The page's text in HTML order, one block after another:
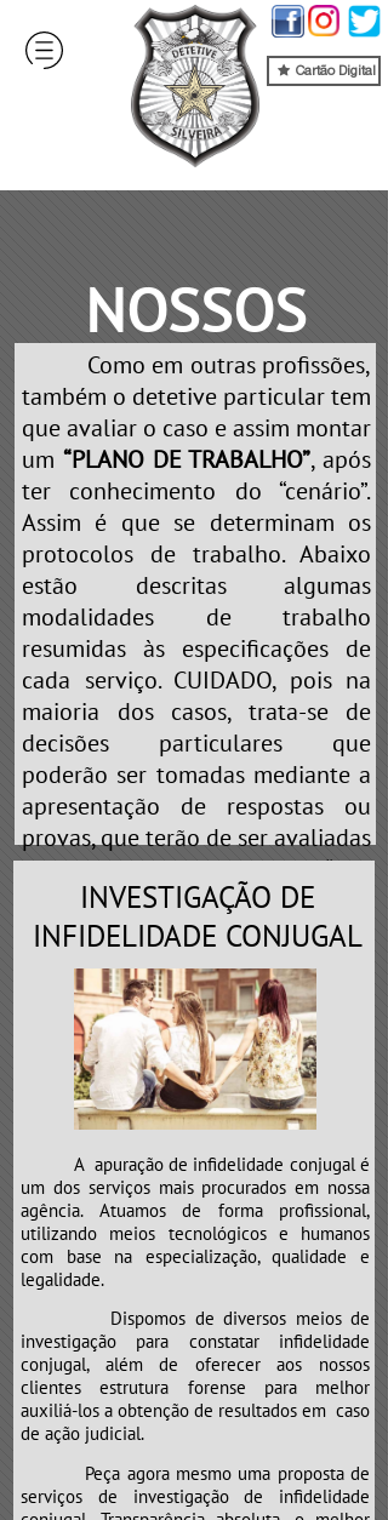
NOSSOS
SERVIÇOS
Como em outras profissões,
também o detetive particular tem
que avaliar o caso e assim montar
um “PLANO DE TRABALHO”, após
ter conhecimento do “cenário”.
Assim é que se determinam os
protocolos de trabalho. Abaixo
estão descritas algumas
modalidades de trabalho
resumidas às especificações de
cada serviço. CUIDADO, pois na
maioria dos casos, trata-se de
decisões particulares que
poderão ser tomadas mediante a
apresentação de respostas ou
provas, que terão de ser avaliadas
pelo profissional. Portanto, “não
brinque de cobaia” nas mãos de
falsos detetives que prometem
realizar“QUALQUER TIPO DE
SERVIÇO”ou“ESCLARECEMOS A
SUA DÚVIDA”. Em toda e qualquer
profissão existe a especialização
e neste caso não é diferente.
Atenção para o “CLÍNICO GERAL”,
que poderá mandar a sua “vida”
para a “UTI”.
INVESTIGAÇÃO DE
INFIDELIDADE CONJUGAL
A apuração de infidelidade conjugal é
um dos serviços mais procurados em nossa
agência. Atuamos de forma profissional,
utilizando meios tecnológicos e humanos
com base na especialização, qualidade e
legalidade.
Dispomos de diversos meios de
investigação para constatar infidelidade
conjugal, além de oferecer aos nossos
clientes estrutura forense para melhor
auxiliá-los a obtenção de resultados em caso
de ação judicial.
Peça agora mesmo uma proposta de
serviços de investigação de infidelidade
Cartão Digital